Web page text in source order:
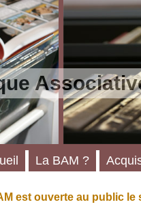
est ouverte au public le
La BAM ?